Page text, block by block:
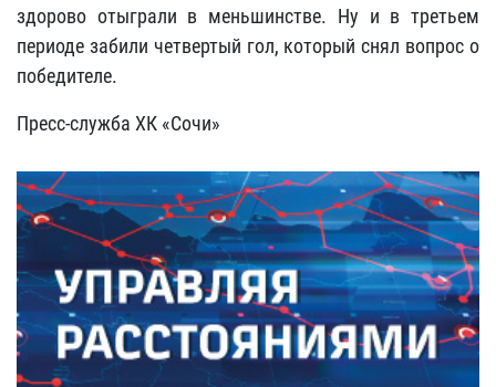
здорово отыграли в меньшинстве. Ну и в третьем
периоде забили четвертый гол, который снял вопрос о
победителе.
Пресс-служба ХК «Сочи»